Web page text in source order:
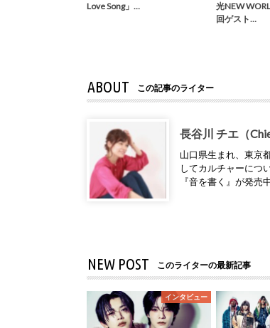
Love Song」…
光NEW
回ゲスト…
ABOUT この記事のライター
長谷川 チエ（
山口県生まれ、東京
してカルチャーにつ
『音を書く』が発売
NEW POST このライターの最新記事
インタビュー